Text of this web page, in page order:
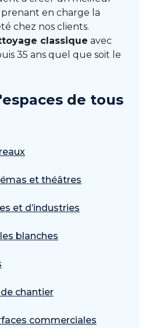
en charge la
chez nos clients.
classique avec
35 ans quel que soit le
de tous
et théâtres
et d’industries
blanches
chantier
commerciales